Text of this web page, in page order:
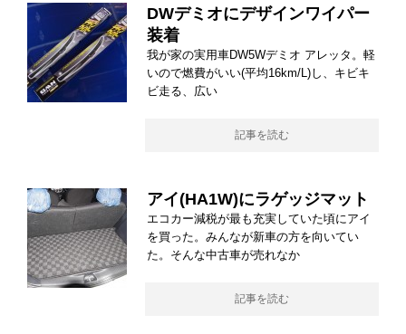
DWデミオにデザインワイパー
装着
我が家の実用車DW5Wデミオ アレッタ。軽
いので燃費がいい(平均16km/L)し、キビキ
ビ走る、広い
記事を読む
アイ(HA1W)にラゲッジマット
エコカー減税が最も充実していた頃にアイ
を買った。みんなが新車の方を向いてい
た。そんな中古車が売れなか
記事を読む